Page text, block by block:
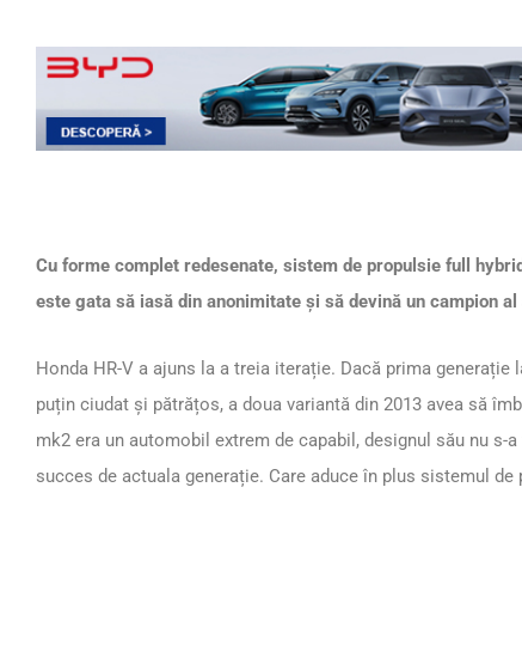
Cu forme complet redesenate, sistem de propulsie full
este gata să iasă din anonimitate și să devină un campion
Honda HR-V a ajuns la a treia iterație. Dacă prima generație
puțin ciudat și pătrățos, a doua variantă din 2013 avea să
mk2 era un automobil extrem de capabil, designul său nu s-
succes de actuala generație. Care aduce în plus sistemul de